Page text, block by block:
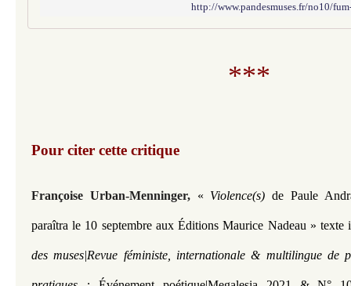
http://www.pandesmuses.fr/no10/
***
Pour citer cette critique
Françoise Urban-Menninger, « Violence(s)de Paule
paraîtra le 10 septembre aux Éditions Maurice Nadeau »
des muses|Revue féministe, internationale & multilingue de